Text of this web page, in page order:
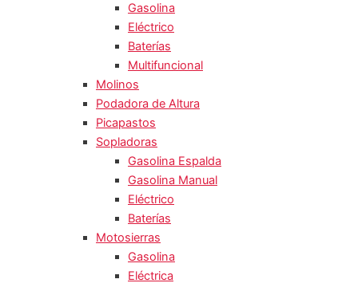
Gasolina
Eléctrico
Baterías
Multifuncional
Molinos
Podadora de Altura
Picapastos
Sopladoras
Gasolina Espalda
Gasolina Manual
Eléctrico
Baterías
Motosierras
Gasolina
Eléctrica